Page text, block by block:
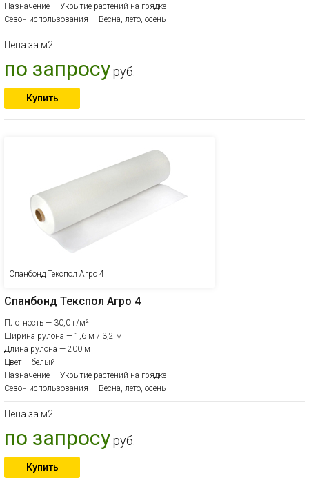
Назначение — Укрытие растений на грядке
Сезон использования — Весна, лето, осень
Цена за м2
по запросуруб.
Купить
Спанбонд Текспол Агро 4
Спанбонд Текспол Агро 4
Плотность — 30,0 г/м²
Ширина рулона — 1,6 м / 3,2 м
Длина рулона — 200 м
Цвет — белый
Назначение — Укрытие растений на грядке
Сезон использования — Весна, лето, осень
Цена за м2
по запросуруб.
Купить